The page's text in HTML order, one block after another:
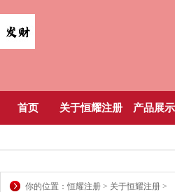
首页 关于恒耀注册 产品展示
你的位置：恒耀注册 > 关于恒耀注册 >